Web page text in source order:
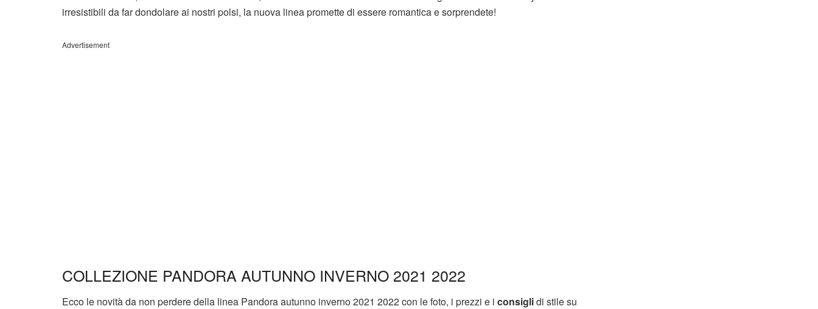
irresistibili da far dondolare ai nostri polsi, la nuova linea promette di essere romantica e sorprendete!
Advertisement
COLLEZIONE PANDORA AUTUNNO INVERNO 2021 2022
Ecco le novità da non perdere della linea Pandora autunno inverno 2021 2022 con le foto, i prezzi e i consiglidi stile su